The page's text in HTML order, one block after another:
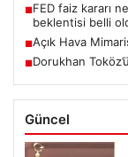
■FED faiz kararı
beklentisi belli
■Açık Hava
■Dorukhan
Güncel